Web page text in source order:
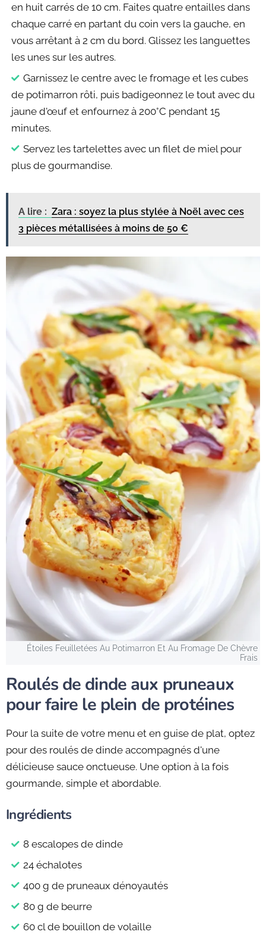
en huit carrés de 10 cm. Faites quatre entailles dans
chaque carré en partant du coin vers la gauche, en
vous arrêtant à 2 cm du bord. Glissez les languettes
les unes sur les autres.
Garnissez le centre avec le fromage et les cubes
de potimarron rôti, puis badigeonnez le tout avec du
jaune d'œuf et enfournez à 200°C pendant 15
minutes.
Servez les tartelettes avec un filet de miel pour
plus de gourmandise.
A lire : Zara : soyez la plus stylée à Noël avec ces
3 pièces métallisées à moins de 50 €
Étoiles Feuilletées Au Potimarron Et Au Fromage De Chèvre
Frais
Roulés de dinde aux pruneaux
pour faire le plein de protéines
Pour la suite de votre menu et en guise de plat, optez
pour des roulés de dinde accompagnés d'une
délicieuse sauce onctueuse. Une option à la fois
gourmande, simple et abordable.
Ingrédients
8 escalopes de dinde
24 échalotes
400 g de pruneaux dénoyautés
80 g de beurre
60 cl de bouillon de volaille